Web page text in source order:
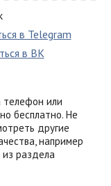
в Telegram
в ВК
телефон или
бесплатно. Не
другие
например
из раздела